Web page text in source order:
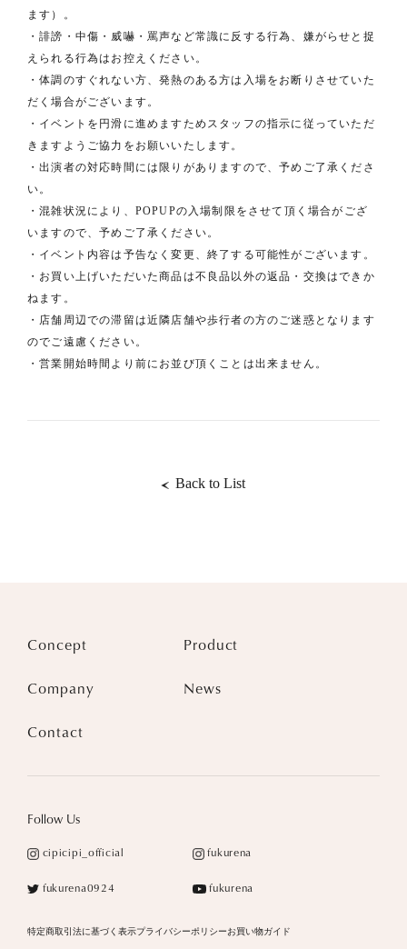
ます）。
・誹謗・中傷・威嚇・罵声など常識に反する行為、嫌がらせと捉
えられる行為はお控えください。
・体調のすぐれない方、発熱のある方は入場をお断りさせていた
だく場合がございます。
・イベントを円滑に進めますためスタッフの指示に従っていただ
きますようご協力をお願いいたします。
・出演者の対応時間には限りがありますので、予めご了承くださ
い。
・混雑状況により、POPUPの入場制限をさせて頂く場合がござ
いますので、予めご了承ください。
・イベント内容は予告なく変更、終了する可能性がございます。
・お買い上げいただいた商品は不良品以外の返品・交換はできか
ねます。
・店舗周辺での滞留は近隣店舗や歩行者の方のご迷惑となります
のでご遠慮ください。
・営業開始時間より前にお並び頂くことは出来ません。
Back to List
Concept Product
Company News
Contact
Follow Us
cipicipi_official fukurena
fukurena0924 fukurena
特定商取引法に基づく表示プライバシーポリシーお買い物ガイド